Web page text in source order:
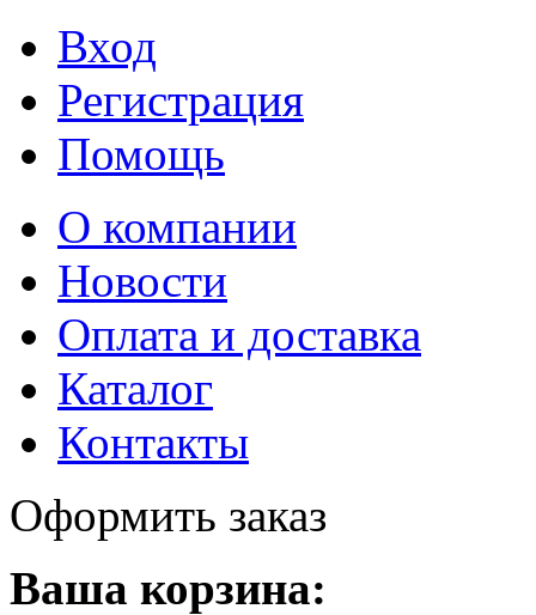
Вход
Регистрация
Помощь
О компании
Новости
Оплата и доставка
Каталог
Контакты
Оформить заказ
Ваша корзина: